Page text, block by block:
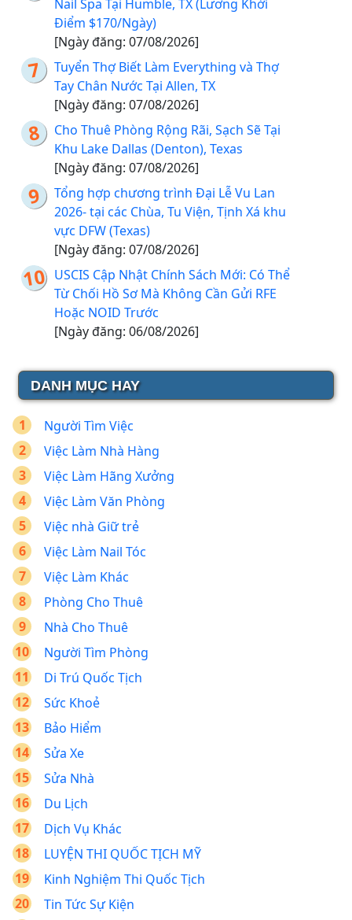
Nail Spa Tại Humble, TX (Lương Khởi
Điểm $170/Ngày)
[Ngày đăng: 07/08/2026]
Tuyển Thợ Biết Làm Everything và Thợ
Tay Chân Nước Tại Allen, TX
[Ngày đăng: 07/08/2026]
Cho Thuê Phòng Rộng Rãi, Sạch Sẽ Tại
Khu Lake Dallas (Denton), Texas
[Ngày đăng: 07/08/2026]
Tổng hợp chương trình Đại Lễ Vu Lan
2026- tại các Chùa, Tu Viện, Tịnh Xá khu
vực DFW (Texas)
[Ngày đăng: 07/08/2026]
USCIS Cập Nhật Chính Sách Mới: Có Thể
Từ Chối Hồ Sơ Mà Không Cần Gửi RFE
Hoặc NOID Trước
[Ngày đăng: 06/08/2026]
DANH MỤC HAY
Người Tìm Việc
Việc Làm Nhà Hàng
Việc Làm Hãng Xưởng
Việc Làm Văn Phòng
Việc nhà Giữ trẻ
Việc Làm Nail Tóc
Việc Làm Khác
Phòng Cho Thuê
Nhà Cho Thuê
Người Tìm Phòng
Di Trú Quốc Tịch
Sức Khoẻ
Bảo Hiểm
Sửa Xe
Sửa Nhà
Du Lịch
Dịch Vụ Khác
LUYỆN THI QUỐC TỊCH MỸ
Kinh Nghiệm Thi Quốc Tịch
Tin Tức Sự Kiện